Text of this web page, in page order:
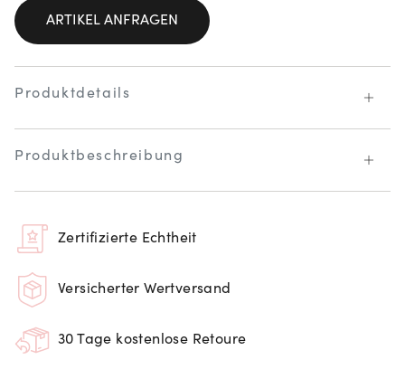
ARTIKEL ANFRAGEN
Produktdetails
Produktbeschreibung
Zertifizierte Echtheit
Versicherter Wertversand
30 Tage kostenlose Retoure